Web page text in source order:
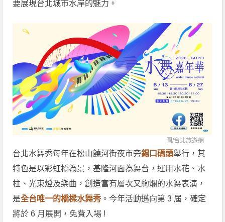
要展現台北城市水岸的魅力。
圖/台北旅遊網
台北水舞秀每年在松山饒河街夜市旁錫口碼頭舉行，其
特色是以彩虹橋為景，基隆河面為舞台，運用水花、水
柱、光束燈及樂曲，創造富有層次又絢爛的水舞表演，
是全台唯一的橋樑水舞秀 。今年活動邁向第 3 屆，確定
將於 6 月展開，免費入場 !